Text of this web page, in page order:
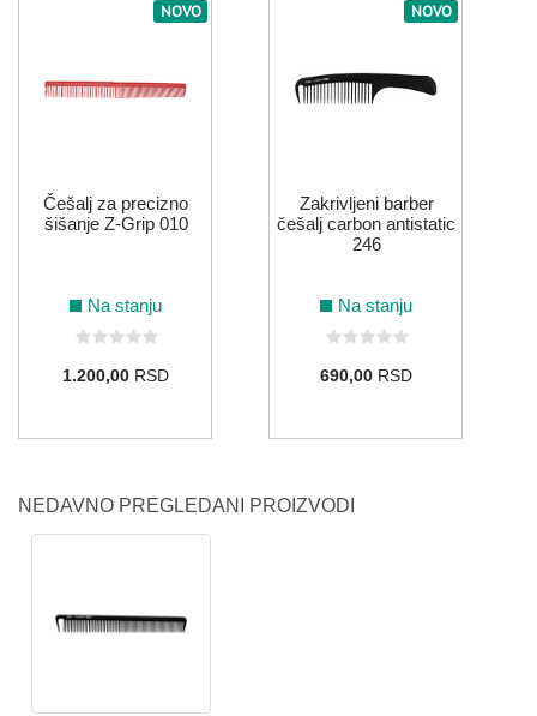
NOVO
Češalj za precizno
šišanje Z-Grip 010
Na stanju
1.200,00RSD
NOVO
Zakrivljeni barber
češalj carbon antistatic
246
Na stanju
690,00RSD
NEDAVNO PREGLEDANI PROIZVODI